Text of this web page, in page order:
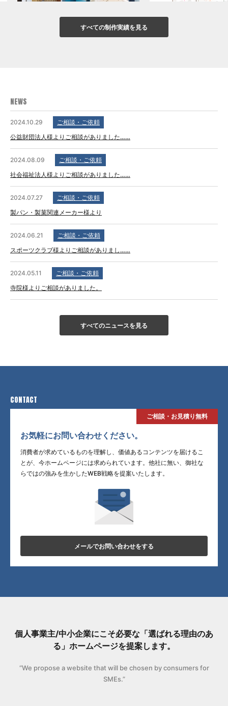
すべての制作実績を見る
NEWS
2024.10.29
ご相談・ご依頼
公益財団法人様よりご相談がありました……
2024.08.09
ご相談・ご依頼
社会福祉法人様よりご相談がありました……
2024.07.27
ご相談・ご依頼
製パン・製菓関連メーカー様より
2024.06.21
ご相談・ご依頼
スポーツクラブ様よりご相談がありまし……
2024.05.11
ご相談・ご依頼
寺院様よりご相談がありました。
すべてのニュースを見る
CONTACT
ご相談・お見積り無料
お気軽にお問い合わせください。
消費者が求めているものを理解し、価値あるコンテンツを届けるこ
とが、今ホームページには求められています。他社に無い、御社な
らではの強みを生かしたWEB戦略を提案いたします。
メールでお問い合わせをする
個人事業主/中小企業にこそ必要な「選ばれる理由のあ
る」ホームページを提案します。
“We propose a website that will be chosen by consumers for
SMEs.”